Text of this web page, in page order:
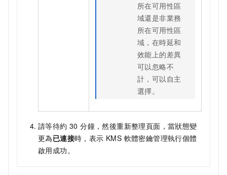
所在可用性區
域還是非業務
所在可用性區
域，在時延和
效能上的差異
可以忽略不
計，可以自主
選擇。
請等待約 30 分鐘，然後重新整理頁面，當狀態變
更為已連接時，表示 KMS 軟體密鑰管理執行個體
啟用成功。